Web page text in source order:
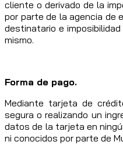
cliente o derivado de la
por parte de la agencia de
destinatario e
mismo.
Forma de pago.
Mediante tarjeta de
segura o realizando un
datos de la tarjeta en
ni conocidos por parte de